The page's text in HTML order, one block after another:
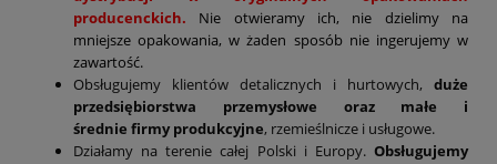
producenckich. Nie otwieramy ich, nie dzielimy na
mniejsze opakowania, w żaden sposób nie ingerujemy w
zawartość.
Obsługujemy klientów detalicznych i hurtowych, duże
przedsiębiorstwa przemysłowe oraz małe i
średnie firmy produkcyjne, rzemieślnicze i usługowe.
Działamy na terenie całej Polski i Europy. Obsługujemy